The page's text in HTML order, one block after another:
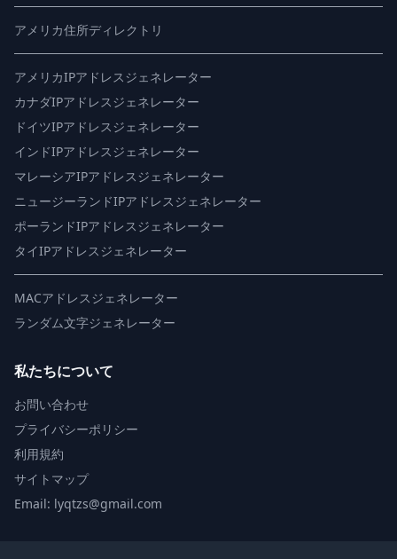
アメリカ住所ディレクトリ
アメリカIPアドレスジェネレーター
カナダIPアドレスジェネレーター
ドイツIPアドレスジェネレーター
インドIPアドレスジェネレーター
マレーシアIPアドレスジェネレーター
ニュージーランドIPアドレスジェネレーター
ポーランドIPアドレスジェネレーター
タイIPアドレスジェネレーター
MACアドレスジェネレーター
ランダム文字ジェネレーター
私たちについて
お問い合わせ
プライバシーポリシー
利用規約
サイトマップ
Email: lyqtzs@gmail.com